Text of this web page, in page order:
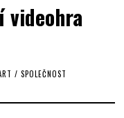
videohra
/ SPOLEČNOST